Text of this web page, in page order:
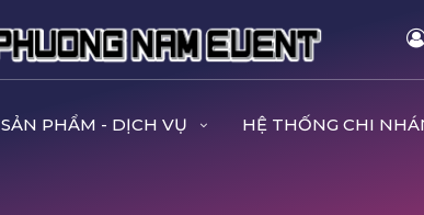
SẢN PHẨM - DỊCH VỤ HỆ THỐNG CHI